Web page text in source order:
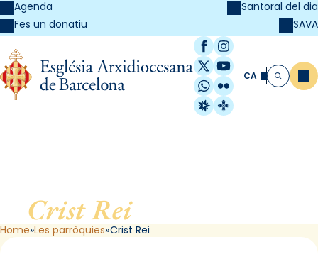
Agenda
Fes un donatiu
Santoral del dia
SAVA
Facebook
Instagram
X / Twitter
YouTube
WhatsApp
Flickr
Radio Estel
Catalunya
CA Cerca
Crist Rei, de Barcelona
Home Les parròquies Crist Rei